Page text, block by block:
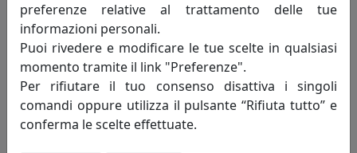
preferenze relative al trattamento delle tue
informazioni personali.
Puoi rivedere e modificare le tue scelte in qualsiasi
momento tramite il link "Preferenze".
Per rifiutare il tuo consenso disattiva i singoli
comandi oppure utilizza il pulsante “Rifiuta tutto” e
conferma le scelte effettuate.